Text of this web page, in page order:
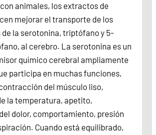
animales, los extractos de
mejorar el transporte de los
la serotonina, triptófano y 5-
al cerebro. La serotonina es un
químico cerebral ampliamente
participa en muchas funciones,
del músculo liso,
la temperatura, apetito,
dolor, comportamiento, presión
Cuando está equilibrado,